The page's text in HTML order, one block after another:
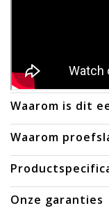
Waarom is dit
Waarom
Onze garanties